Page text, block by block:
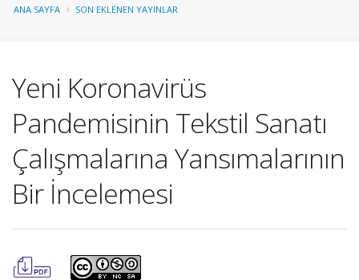
ANA SAYFA SON EKLENEN YAYINLAR
Yeni Koronavirüs
Pandemisinin Tekstil Sanatı
Çalışmalarına Yansımalarının
Bir İncelemesi